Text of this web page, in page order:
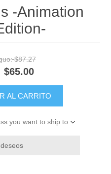
-Animation
$87.27
$65.00
AL CARRITO
you want to ship to